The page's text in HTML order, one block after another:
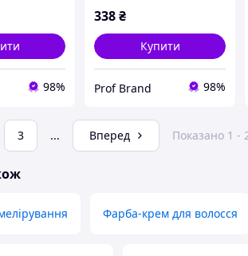
98%
338₴
Купити
Prof Brand 98%
3 ... Вперед Показано 1 -
Фарба-крем для волосся